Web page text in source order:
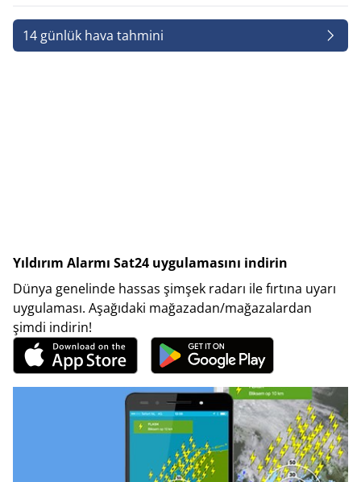
14 günlük hava tahmini
Yıldırım Alarmı Sat24 uygulamasını indirin
Dünya genelinde hassas şimşek radarı ile fırtına uyarı
uygulaması. Aşağıdaki mağazadan/mağazalardan
şimdi indirin!